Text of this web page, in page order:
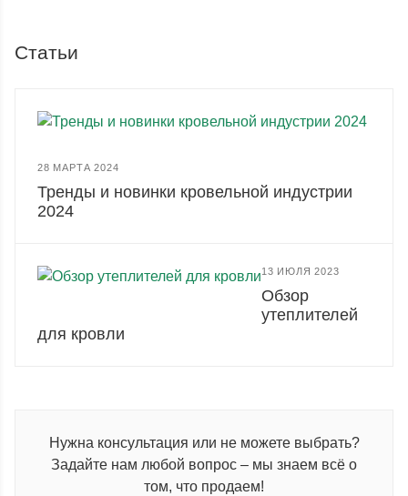
Статьи
28 МАРТА 2024
Тренды и новинки кровельной индустрии
2024
13 ИЮЛЯ 2023
Обзор
утеплителей
для кровли
Нужна консультация или не можете выбрать?
Задайте нам любой вопрос – мы знаем всё о
том, что продаем!